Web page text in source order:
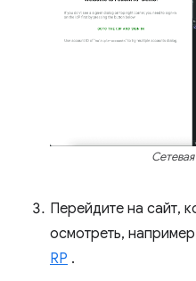
Перейдите на сайт,
осмотреть,
RP .